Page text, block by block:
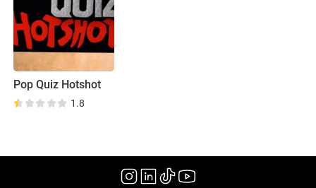
Pop Quiz Hotshot
1.8